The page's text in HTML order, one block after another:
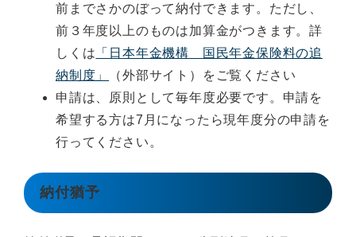
前までさかのぼって納付できます。ただし、
前３年度以上のものは加算金がつきます。詳
しくは 「日本年金機構 国民年金保険料の追
納制度」
（外部サイト）をご覧ください
申請は、原則として毎年度必要です。申請を
希望する方は7月になったら現年度分の申請を
行ってください。
納付猶予